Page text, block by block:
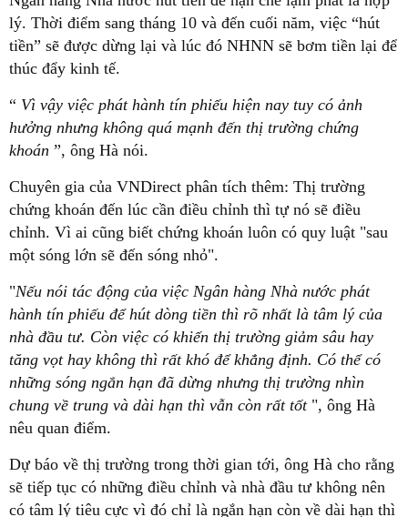
lý. Thời điểm sang tháng 10 và đến cuối năm, việc “hút
tiền” sẽ được dừng lại và lúc đó NHNN sẽ bơm tiền lại để
thúc đẩy kinh tế.
“ Vì vậy việc phát hành tín phiếu hiện nay tuy có ảnh
hưởng nhưng không quá mạnh đến thị trường chứng
khoán ”, ông Hà nói.
Chuyên gia của VNDirect phân tích thêm: Thị trường
chứng khoán đến lúc cần điều chỉnh thì tự nó sẽ điều
chỉnh. Vì ai cũng biết chứng khoán luôn có quy luật "sau
một sóng lớn sẽ đến sóng nhỏ".
"Nếu nói tác động của việc Ngân hàng Nhà nước phát
hành tín phiếu để hút dòng tiền thì rõ nhất là tâm lý của
nhà đầu tư. Còn việc có khiến thị trường giảm sâu hay
tăng vọt hay không thì rất khó để khẳng định. Có thể có
những sóng ngắn hạn đã dừng nhưng thị trường nhìn
chung về trung và dài hạn thì vẫn còn rất tốt ", ông Hà
nêu quan điểm.
Dự báo về thị trường trong thời gian tới, ông Hà cho rằng
sẽ tiếp tục có những điều chỉnh và nhà đầu tư không nên
có tâm lý tiêu cực vì đó chỉ là ngắn hạn còn về dài hạn thì